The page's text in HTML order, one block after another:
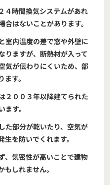
４時間換気システムがあれ
はないことがあります。
室内温度の差で窓や外壁に
りますが、断熱材が入って
気が伝わりにくいため、部
す。
２００３年以降建てられた
す。
た部分が乾いたり、空気が
を防いでくれます。
、気密性が高いことで建物
しれません。